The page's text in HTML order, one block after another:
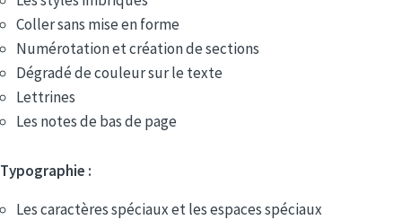
Coller sans mise en forme
Numérotation et création de sections
Dégradé de couleur sur le texte
Lettrines
Les notes de bas de page
Typographie :
Les caractères spéciaux et les espaces spéciaux